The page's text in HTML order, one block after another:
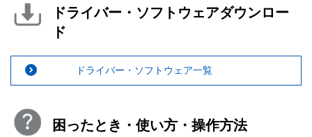
ドライバー・ソフトウェアダウンロー
ド
ドライバー・ソフトウェア一覧
困ったとき・使い方・操作方法